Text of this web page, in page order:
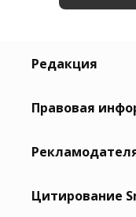
Редакция
Правовая
Цитирование